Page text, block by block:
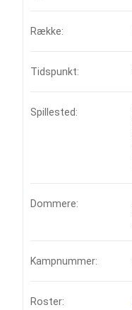
Række:
Tidspunkt:
Spillested:
Dommere:
Kampnummer:
Roster: